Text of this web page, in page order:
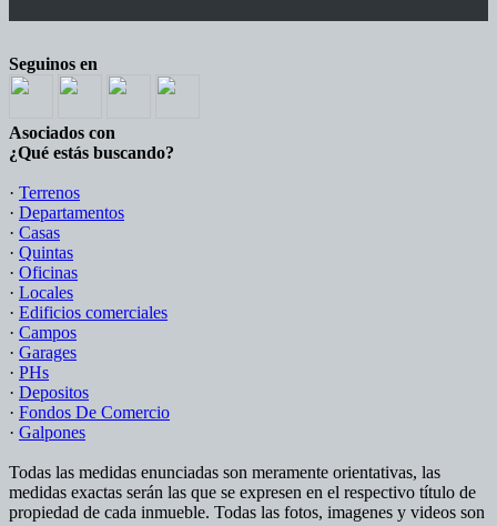
Seguinos en
Asociados con
¿Qué estás buscando?
· Terrenos
· Departamentos
· Casas
· Quintas
· Oficinas
· Locales
· Edificios comerciales
· Campos
· Garages
· PHs
· Depositos
· Fondos De Comercio
· Galpones
Todas las medidas enunciadas son meramente orientativas, las
medidas exactas serán las que se expresen en el respectivo título de
propiedad de cada inmueble. Todas las fotos, imagenes y videos son